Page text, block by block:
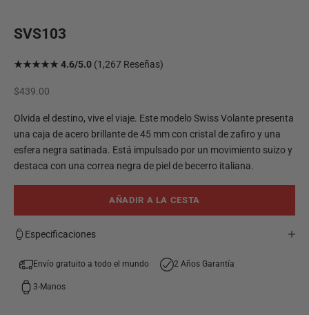
SVS103
★★★★★ 4.6/5.0 (1,267 Reseñas)
Precio de oferta
$439.00
Olvida el destino, vive el viaje. Este modelo Swiss Volante presenta
una caja de acero brillante de 45 mm con cristal de zafiro y una
esfera negra satinada. Está impulsado por un movimiento suizo y
destaca con una correa negra de piel de becerro italiana.
AÑADIR A LA CESTA
Especificaciones
Envío gratuito a todo el mundo 2 Años Garantía
3-Manos